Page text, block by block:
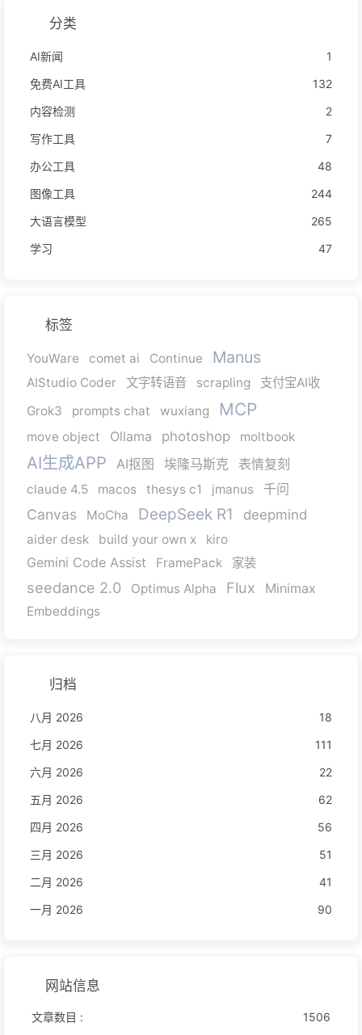
分类
AI新闻
1
免费AI工具
132
内容检测
2
写作工具
7
办公工具
48
图像工具
244
大语言模型
265
学习
47
标签
YouWare comet ai Continue Manus
AIStudio Coder 文字转语音 scrapling
支付宝AI收
Grok3
prompts chat wuxiang MCP
move object Ollama photoshop moltbook
AI生成APP AI抠图 埃隆马斯克 表情复刻
claude 4.5 macos thesys c1 jmanus 千问
Canvas MoCha DeepSeek R1 deepmind
aider desk build your own x kiro
Gemini Code Assist FramePack 家装
seedance 2.0 Optimus Alpha Flux Minimax
Embeddings
归档
八月 2026
18
七月 2026
111
六月 2026
22
五月 2026
62
四月 2026
56
三月 2026
51
二月 2026
41
一月 2026
90
网站信息
文章数目 :
1506